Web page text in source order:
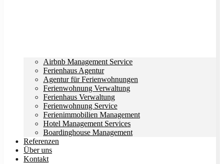
Airbnb Management Service
Ferienhaus Agentur
Agentur für Ferienwohnungen
Ferienwohnung Verwaltung
Ferienhaus Verwaltung
Ferienwohnung Service
Ferienimmobilien Management
Hotel Management Services
Boardinghouse Management
Referenzen
Über uns
Kontakt